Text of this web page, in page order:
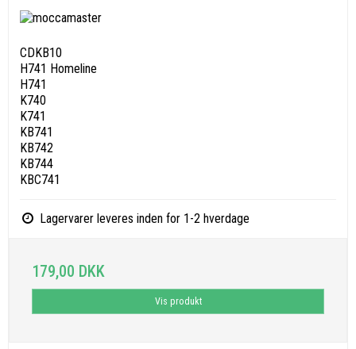
CDKB10
H741 Homeline
H741
K740
K741
KB741
KB742
KB744
KBC741
Lagervarer leveres inden for 1-2 hverdage
179,00 DKK
Vis produkt